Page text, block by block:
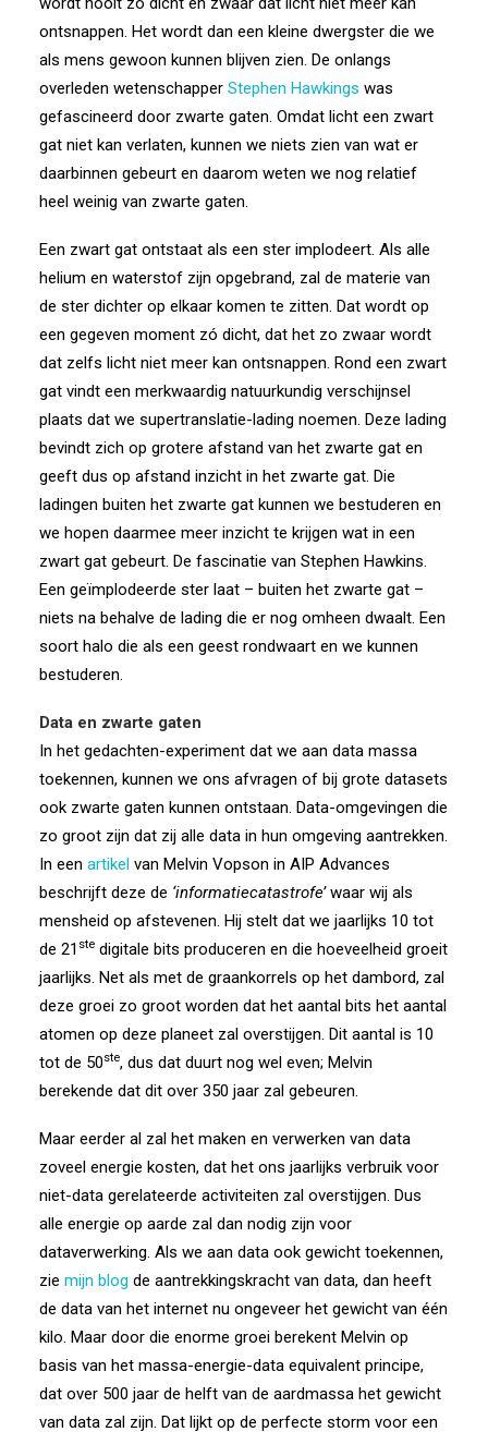
ontsnappen. Het wordt dan een kleine dwergster die we
als mens gewoon kunnen blijven zien. De onlangs
overleden wetenschapper Stephen Hawkings was
gefascineerd door zwarte gaten. Omdat licht een zwart
gat niet kan verlaten, kunnen we niets zien van wat er
daarbinnen gebeurt en daarom weten we nog relatief
heel weinig van zwarte gaten.
Een zwart gat ontstaat als een ster implodeert. Als alle
helium en waterstof zijn opgebrand, zal de materie van
de ster dichter op elkaar komen te zitten. Dat wordt op
een gegeven moment zó dicht, dat het zo zwaar wordt
dat zelfs licht niet meer kan ontsnappen. Rond een zwart
gat vindt een merkwaardig natuurkundig verschijnsel
plaats dat we supertranslatie-lading noemen. Deze lading
bevindt zich op grotere afstand van het zwarte gat en
geeft dus op afstand inzicht in het zwarte gat. Die
ladingen buiten het zwarte gat kunnen we bestuderen en
we hopen daarmee meer inzicht te krijgen wat in een
zwart gat gebeurt. De fascinatie van Stephen Hawkins.
Een geïmplodeerde ster laat – buiten het zwarte gat –
niets na behalve de lading die er nog omheen dwaalt. Een
soort halo die als een geest rondwaart en we kunnen
bestuderen.
Data en zwarte gaten
In het gedachten-experiment dat we aan data massa
toekennen, kunnen we ons afvragen of bij grote datasets
ook zwarte gaten kunnen ontstaan. Data-omgevingen die
zo groot zijn dat zij alle data in hun omgeving aantrekken.
In een artikel van Melvin Vopson in AIP Advances
beschrijft deze de ‘informatiecatastrofe’waar wij als
mensheid op afstevenen. Hij stelt dat we jaarlijks 10 tot
de 21ste digitale bits produceren en die hoeveelheid groeit
jaarlijks. Net als met de graankorrels op het dambord, zal
deze groei zo groot worden dat het aantal bits het aantal
atomen op deze planeet zal overstijgen. Dit aantal is 10
tot de 50ste, dus dat duurt nog wel even; Melvin
berekende dat dit over 350 jaar zal gebeuren.
Maar eerder al zal het maken en verwerken van data
zoveel energie kosten, dat het ons jaarlijks verbruik voor
niet-data gerelateerde activiteiten zal overstijgen. Dus
alle energie op aarde zal dan nodig zijn voor
dataverwerking. Als we aan data ook gewicht toekennen,
zie mijn blog de aantrekkingskracht van data, dan heeft
de data van het internet nu ongeveer het gewicht van één
kilo. Maar door die enorme groei berekent Melvin op
basis van het massa-energie-data equivalent principe,
dat over 500 jaar de helft van de aardmassa het gewicht
van data zal zijn. Dat lijkt op de perfecte storm voor een